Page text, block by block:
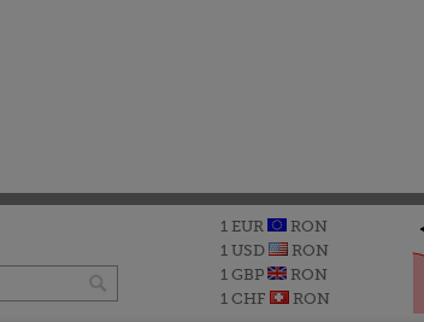
1 EUR
RON
1 USD
RON
1 GBP
RON
1 CHF
RON